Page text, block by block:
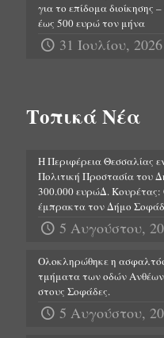
για το επίδομα διοίκησης
έως 500 ευρώ τον μήνα
31 Ιουλίου, 2026
Τοπικά Νέα
Η Περιφέρεια Θεσσαλίας
Πολιτική Προστασία του
300.000 ευρώΔ.
έμπρακτα τον Δήμο
5 Αυγούστου,
Ολοκληρώθηκε η
τμήματα των οδών
στους Σοφάδες.
5 Αυγούστου,